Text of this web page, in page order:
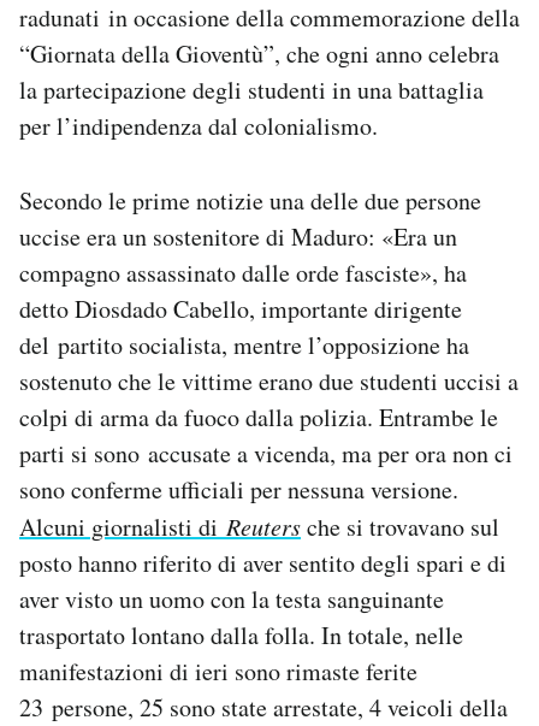
radunati in occasione della commemorazione della
“Giornata della Gioventù”, che ogni anno celebra
la partecipazione degli studenti in una battaglia
per l’indipendenza dal colonialismo.
Secondo le prime notizie una delle due persone
uccise era un sostenitore di Maduro: «Era un
compagno assassinato dalle orde fasciste», ha
detto Diosdado Cabello, importante dirigente
del partito socialista, mentre l’opposizione ha
sostenuto che le vittime erano due studenti uccisi a
colpi di arma da fuoco dalla polizia. Entrambe le
parti si sono accusate a vicenda, ma per ora non ci
sono conferme ufficiali per nessuna versione.
Alcuni giornalisti di Reutersche si trovavano sul
posto hanno riferito di aver sentito degli spari e di
aver visto un uomo con la testa sanguinante
trasportato lontano dalla folla. In totale, nelle
manifestazioni di ieri sono rimaste ferite
23 persone, 25 sono state arrestate, 4 veicoli della